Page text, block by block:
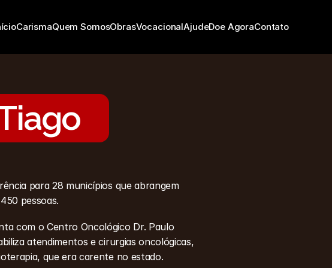
CarismaQuem SomosObrasVocacionalAjudeDoe AgoraContato
para 28 municípios que abrangem
pessoas.
com o Centro Oncológico Dr. Paulo
atendimentos e cirurgias oncológicas,
que era carente no estado.